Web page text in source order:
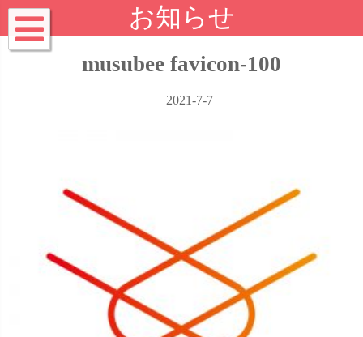
お知らせ
musubee favicon-100
2021-7-7